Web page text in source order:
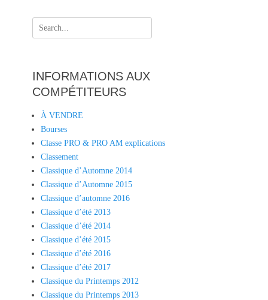
Search
for:
INFORMATIONS AUX
COMPÉTITEURS
À VENDRE
Bourses
Classe PRO & PRO AM explications
Classement
Classique d’Automne 2014
Classique d’Automne 2015
Classique d’automne 2016
Classique d’été 2013
Classique d’été 2014
Classique d’été 2015
Classique d’été 2016
Classique d’été 2017
Classique du Printemps 2012
Classique du Printemps 2013